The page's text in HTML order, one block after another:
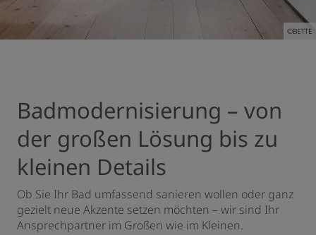
©BETTE
Badmodernisierung – von
der großen Lösung bis zu
kleinen Details
Ob Sie Ihr Bad umfassend sanieren wollen oder ganz
gezielt neue Akzente setzen möchten – wir sind Ihr
Ansprechpartner im Großen wie im Kleinen.
schließen
schließen
und schließen